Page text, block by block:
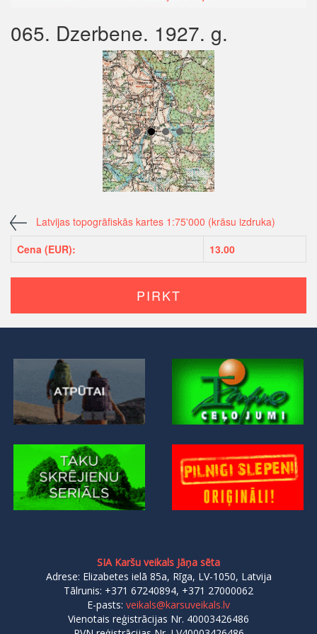
065. Dzerbene. 1927. g.
Latvijas topogrāfiskās kartes 1:75'000 (krāsu izdruka)
Cena (EUR):
13.00
SIA Karšu veikals Jāņa sēta
Adrese: Elizabetes ielā 85a, Rīga, LV-1050, Latvija
Tālrunis: +371 67240894, +371 27000062
E-pasts: veikals@karsuveikals.lv
Vienotais reģistrācijas Nr. 40003426486